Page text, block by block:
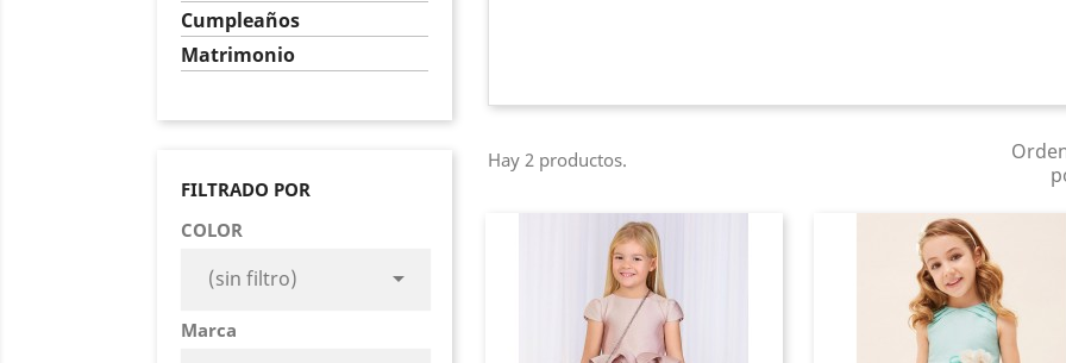
Cumpleaños
Matrimonio
FILTRADO POR
COLOR
(sin filtro) 
Marca
Hay 2 productos.